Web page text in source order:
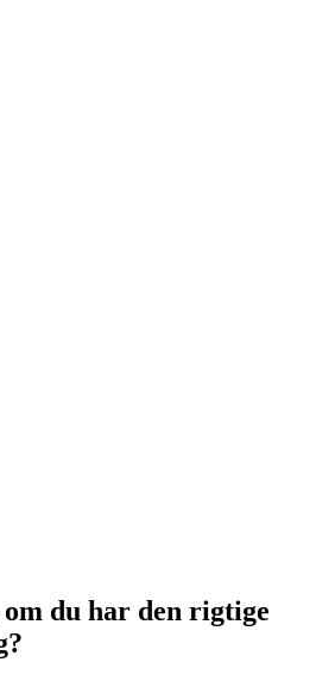
du har den rigtige